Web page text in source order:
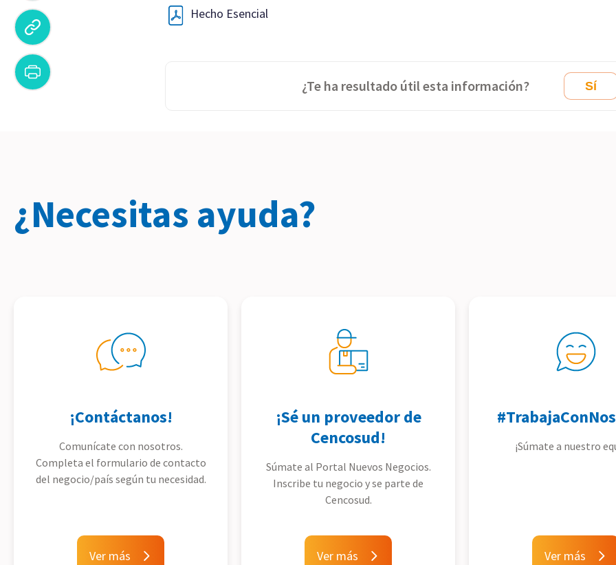
Hecho Esencial
¿Te ha resultado útil esta información? Sí
¿Necesitas ayuda?
¡Contáctanos!
Comunícate con nosotros.
Completa el formulario de contacto
del negocio/país según tu necesidad.
Ver más
¡Sé un proveedor de
Cencosud!
Súmate al Portal Nuevos Negocios.
Inscribe tu negocio y se parte de
Cencosud.
Ver más
¡Súmate a nuestro
Ver más